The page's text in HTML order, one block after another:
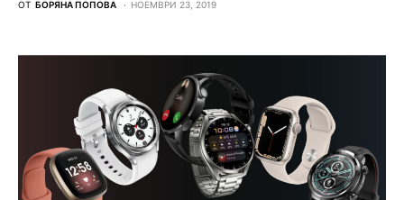
ОТ БОРЯНА ПОПОВА НОЕМВРИ 23, 2019